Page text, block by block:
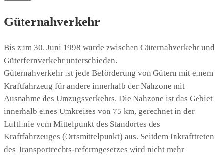
Güternahverkehr
Bis zum 30. Juni 1998 wurde zwischen Güternahverkehr und
Güterfernverkehr unterschieden.
Güternahverkehr ist jede Beförderung von Gütern mit einem
Kraftfahrzeug für andere innerhalb der Nahzone mit
Ausnahme des Umzugsverkehrs. Die Nahzone ist das Gebiet
innerhalb eines Umkreises von 75 km, gerechnet in der
Luftlinie vom Mittelpunkt des Standortes des
Kraftfahrzeuges (Ortsmittelpunkt) aus. Seitdem Inkrafttreten
des Transportrechts-reformgesetzes wird nicht mehr